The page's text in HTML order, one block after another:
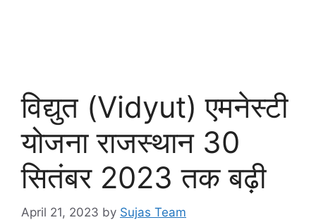
विद्युत (Vidyut) एमनेस्टी
योजना राजस्थान 30
सितंबर 2023 तक बढ़ी
April 21, 2023 by Sujas Team